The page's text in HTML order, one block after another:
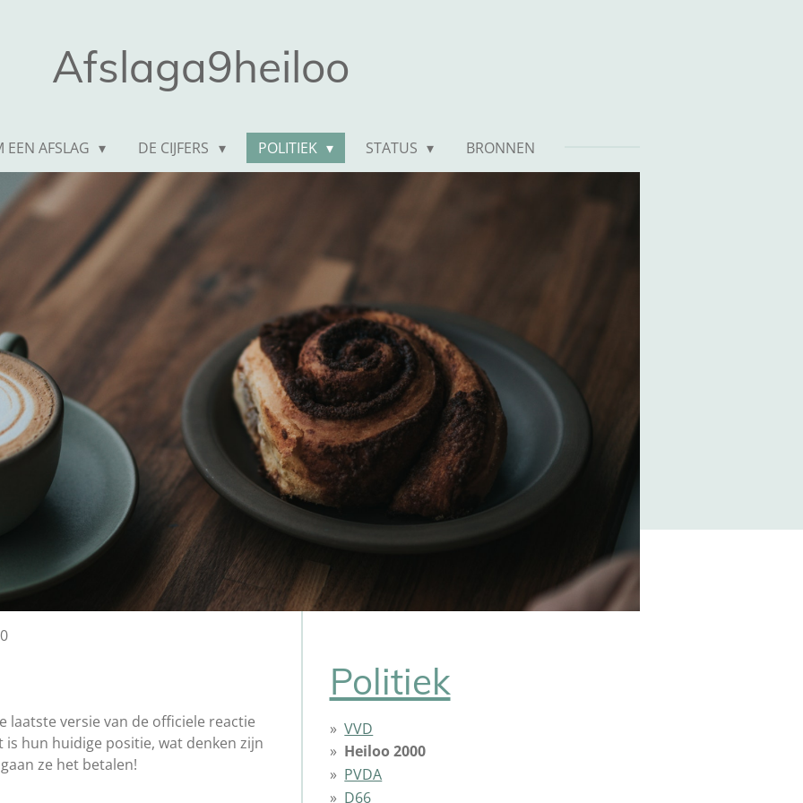
Afslaga9heiloo
EEN AFSLAG DE CIJFERS POLITIEK STATUS BRONNEN
laatste versie van de officiele reactie
hun huidige positie, wat denken zijn
ze het betalen!
Politiek
VVD
Heiloo 2000
PVDA
D66